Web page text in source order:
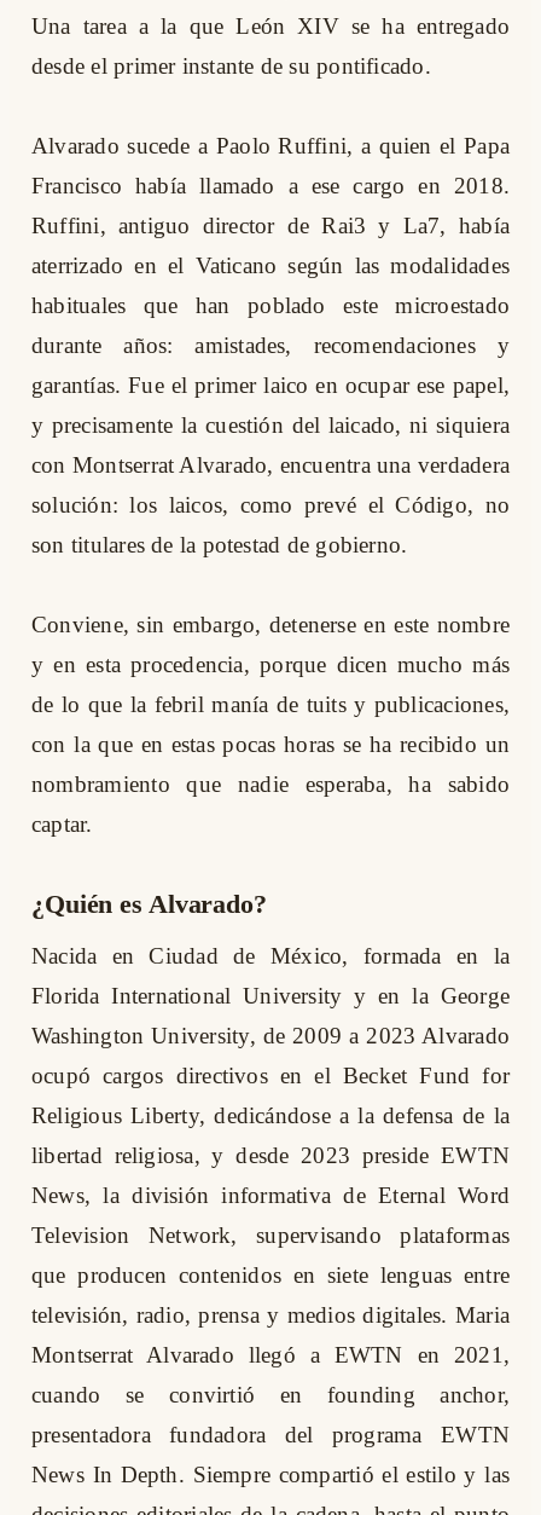
Una tarea a la que León XIV se ha entregado
desde el primer instante de su pontificado.
Alvarado sucede a Paolo Ruffini, a quien el Papa
Francisco había llamado a ese cargo en 2018.
Ruffini, antiguo director de Rai3 y La7, había
aterrizado en el Vaticano según las modalidades
habituales que han poblado este microestado
durante años: amistades, recomendaciones y
garantías. Fue el primer laico en ocupar ese papel,
y precisamente la cuestión del laicado, ni siquiera
con Montserrat Alvarado, encuentra una verdadera
solución: los laicos, como prevé el Código, no
son titulares de la potestad de gobierno.
Conviene, sin embargo, detenerse en este nombre
y en esta procedencia, porque dicen mucho más
de lo que la febril manía de tuits y publicaciones,
con la que en estas pocas horas se ha recibido un
nombramiento que nadie esperaba, ha sabido
captar.
¿Quién es Alvarado?
Nacida en Ciudad de México, formada en la
Florida International University y en la George
Washington University, de 2009 a 2023 Alvarado
ocupó cargos directivos en el Becket Fund for
Religious Liberty, dedicándose a la defensa de la
libertad religiosa, y desde 2023 preside EWTN
News, la división informativa de Eternal Word
Television Network, supervisando plataformas
que producen contenidos en siete lenguas entre
televisión, radio, prensa y medios digitales. Maria
Montserrat Alvarado llegó a EWTN en 2021,
cuando se convirtió en founding anchor,
presentadora fundadora del programa EWTN
News In Depth. Siempre compartió el estilo y las